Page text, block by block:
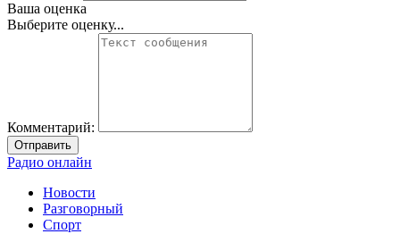
Ваша оценка
Выберите оценку...
Комментарий:
Отправить
Радио онлайн
Новости
Разговорный
Спорт